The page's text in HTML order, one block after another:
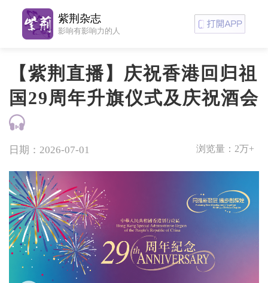
【紫荆直播】庆祝香港回归祖
国29周年升旗仪式及庆祝酒会
日期：2026-07-01 浏览量： 2万+
紫荆杂志
影响有影响力的人